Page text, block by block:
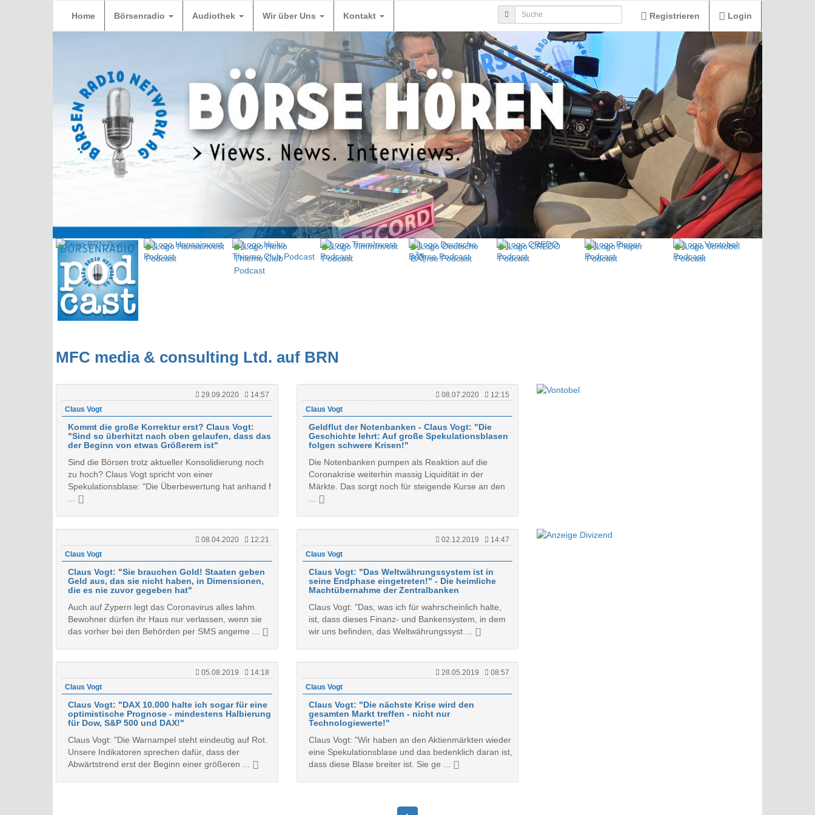
Home Börsenradio Audiothek Wir über Uns Kontakt Registrieren Login
MFC media & consulting Ltd. auf BRN
29.09.2020
14:57
Claus Vogt
Kommt die große Korrektur erst? Claus Vogt:
"Sind so überhitzt nach oben gelaufen, dass das
der Beginn von etwas Größerem ist"
Sind die Börsen trotz aktueller Konsolidierung noch
zu hoch? Claus Vogt spricht von einer
Spekulationsblase: "Die Überbewertung hat anhand f
...
08.07.2020
12:15
Claus Vogt
Geldflut der Notenbanken - Claus Vogt: "Die
Geschichte lehrt: Auf große Spekulationsblasen
folgen schwere Krisen!"
Die Notenbanken pumpen als Reaktion auf die
Coronakrise weiterhin massig Liquidität in der
Märkte. Das sorgt noch für steigende Kurse an den
...
08.04.2020
12:21
Claus Vogt
Claus Vogt: "Sie brauchen Gold! Staaten geben
Geld aus, das sie nicht haben, in Dimensionen,
die es nie zuvor gegeben hat"
Auch auf Zypern legt das Coronavirus alles lahm.
Bewohner dürfen ihr Haus nur verlassen, wenn sie
das vorher bei den Behörden per SMS angeme ...
02.12.2019
14:47
Claus Vogt
Claus Vogt: "Das Weltwährungssystem ist in
seine Endphase eingetreten!" - Die heimliche
Machtübernahme der Zentralbanken
Claus Vogt: "Das, was ich für wahrscheinlich halte,
ist, dass dieses Finanz- und Bankensystem, in dem
wir uns befinden, das Weltwährungssyst ...
05.08.2019
14:18
Claus Vogt
Claus Vogt: "DAX 10.000 halte ich sogar für eine
optimistische Prognose - mindestens Halbierung
für Dow, S&P 500 und DAX!"
Claus Vogt: "Die Warnampel steht eindeutig auf Rot.
Unsere Indikatoren sprechen dafür, dass der
Abwärtstrend erst der Beginn einer größeren ...
28.05.2019
08:57
Claus Vogt
Claus Vogt: "Die nächste Krise wird den
gesamten Markt treffen - nicht nur
Technologiewerte!"
Claus Vogt: "Wir haben an den Aktienmärkten wieder
eine Spekulationsblase und das bedenklich daran ist,
dass diese Blase breiter ist. Sie ge ...